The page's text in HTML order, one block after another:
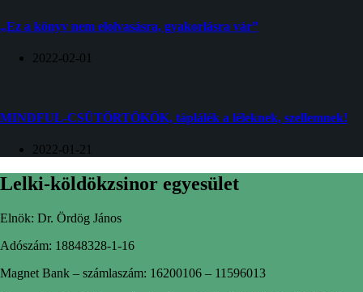
„Ez a könyv nem elolvasásra, gyakorlásra vár”
2022-02-01
MINDFUL-CSÜTÖRTÖKÖK, táplálék a léleknek, szellemnek!
2022-01-21
Lelki-köldökzsinor egyesület
Elnök: Dr. Ördög János
Adószám: 18848328-1-16
Magnet Bank – számlaszám: 16200106 – 11596013